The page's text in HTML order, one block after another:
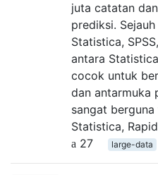
juta catatan
prediksi.
Statistica,
antara
cocok untuk
dan antarmuka
sangat
Statistica,
27
large-data